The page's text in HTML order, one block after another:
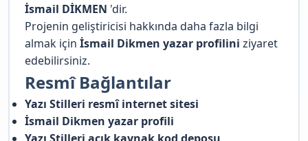
İsmail DİKMEN 'dir.
Projenin geliştiricisi hakkında daha fazla bilgi
almak için İsmail Dikmen yazar profilini ziyaret
edebilirsiniz.
Resmî Bağlantılar
Yazı Stilleri resmî internet sitesi
İsmail Dikmen yazar profili
Yazı Stilleri açık kaynak kod deposu